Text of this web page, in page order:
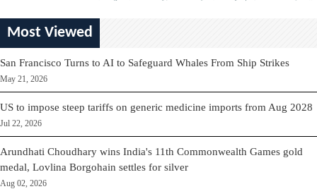
Most Viewed
San Francisco Turns to AI to Safeguard Whales From Ship Strikes
May 21, 2026
US to impose steep tariffs on generic medicine imports from Aug 2028
Jul 22, 2026
Arundhati Choudhary wins India's 11th Commonwealth Games gold
medal, Lovlina Borgohain settles for silver
Aug 02, 2026